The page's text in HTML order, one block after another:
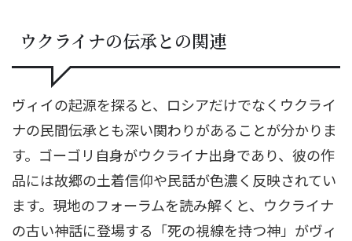
ウクライナの伝承との関連
ヴィイの起源を探ると、ロシアだけでなくウクライ
ナの民間伝承とも深い関わりがあることが分かりま
す。ゴーゴリ自身がウクライナ出身であり、彼の作
品には故郷の土着信仰や民話が色濃く反映されてい
ます。現地のフォーラムを読み解くと、ウクライナ
の古い神話に登場する「死の視線を持つ神」がヴィ